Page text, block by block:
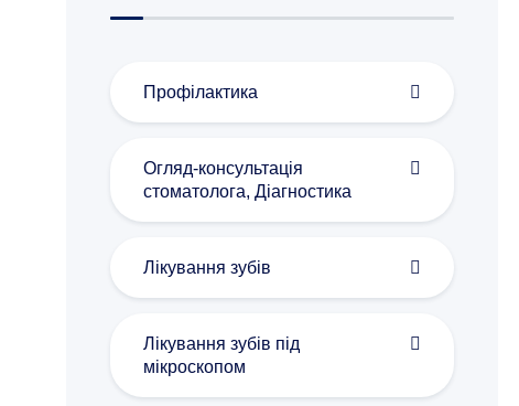
Профілактика
Огляд-консультація
стоматолога, Діагностика
Лікування зубів
Лікування зубів під
мікроскопом